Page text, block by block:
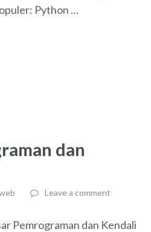
Python …
dan
Leave a comment
Pemrograman dan Kendali